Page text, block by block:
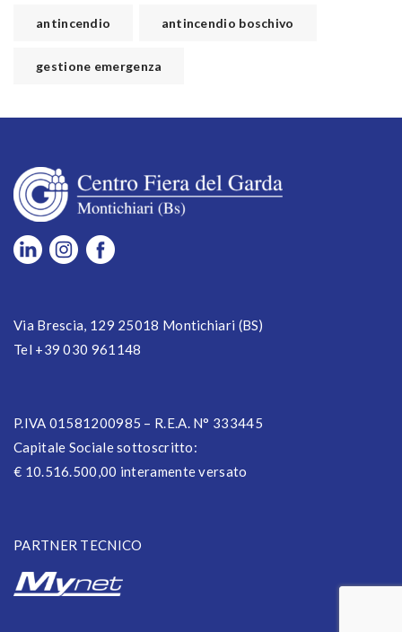
antincendio antincendio boschivo
gestione emergenza
Via Brescia, 129 25018 Montichiari (BS)
Tel +39 030 961148
P.IVA 01581200985 – R.E.A. N° 333445
Capitale Sociale sottoscritto:
€ 10.516.500,00 interamente versato
PARTNER TECNICO